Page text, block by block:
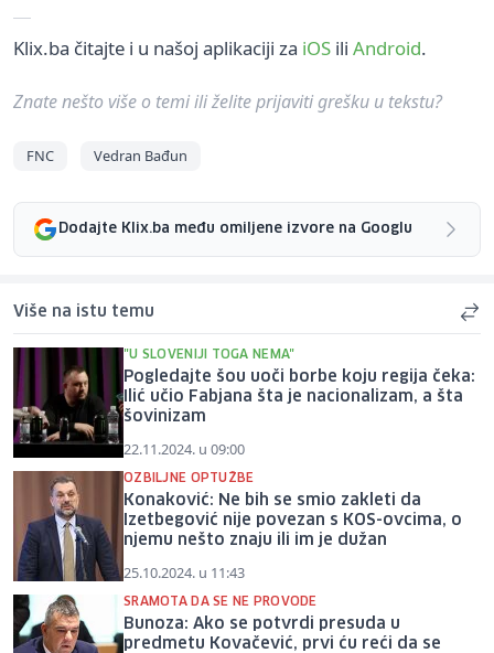
Klix.ba čitajte i u našoj aplikaciji za iOS ili Android.
Znate nešto više o temi ili želite prijaviti grešku u tekstu?
FNC Vedran Bađun
Dodajte Klix.ba među omiljene izvore na Googlu
Više na istu temu
"U SLOVENIJI TOGA NEMA"
Pogledajte šou uoči borbe koju regija čeka:
Ilić učio Fabjana šta je nacionalizam, a šta
šovinizam
22.11.2024. u 09:00
OZBILJNE OPTUŽBE
Konaković: Ne bih se smio zakleti da
Izetbegović nije povezan s KOS-ovcima, o
njemu nešto znaju ili im je dužan
25.10.2024. u 11:43
SRAMOTA DA SE NE PROVODE
Bunoza: Ako se potvrdi presuda u
predmetu Kovačević, prvi ću reći da se